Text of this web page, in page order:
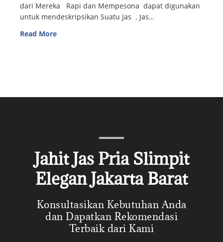
dari Mereka Rapi dan Mempesona dapat digunakan
untuk mendeskripsikan Suatu Jas . Jas…
Read More
Jahit Jas Pria Slimpit
Elegan Jakarta Barat
Konsultasikan Kebutuhan Anda
dan Dapatkan Rekomendasi
Terbaik dari Kami